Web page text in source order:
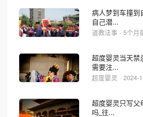
病人梦到车撞到
自己潜...
道教法事 · 5个月
超度婴灵当天禁
需要注...
超度婴灵 · 2024-
超度婴灵只写父
吗_往...